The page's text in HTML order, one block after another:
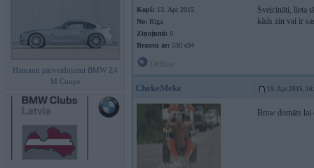
Hamann pārveidojumi BMW Z4
M Coupe
Kopš: 13. Apr 2015
No: Rīga
Ziņojumi: 0
Braucu ar: 530 e34
Sveicināti, lieta
kāds zin vai ir
ChekeMeke 19. Apr 2015,
Bmw domāts